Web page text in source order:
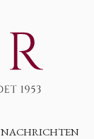
NACHRICHTEN